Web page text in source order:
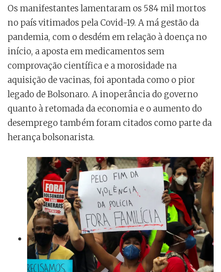
Os manifestantes lamentaram os 584 mil mortos
no país vitimados pela Covid-19. A má gestão da
pandemia, com o desdém em relação à doença no
início, a aposta em medicamentos sem
comprovação científica e a morosidade na
aquisição de vacinas, foi apontada como o pior
legado de Bolsonaro. A inoperância do governo
quanto à retomada da economia e o aumento do
desemprego também foram citados como parte da
herança bolsonarista.